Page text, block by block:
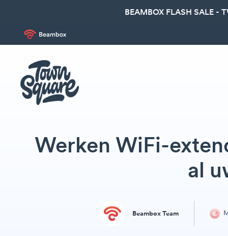
BEAMBOX FLASH SALE -
Werken WiFi-
al
Beambox Team